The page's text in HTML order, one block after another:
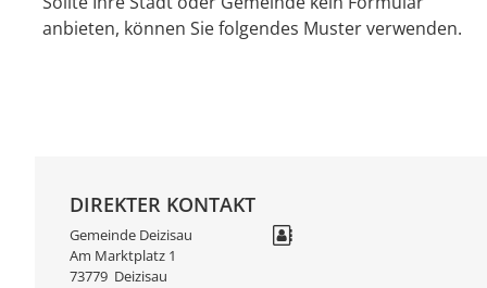
anbieten, können Sie folgendes Muster verwenden.
DIREKTER KONTAKT
Gemeinde Deizisau
Am Marktplatz 1
73779 Deizisau